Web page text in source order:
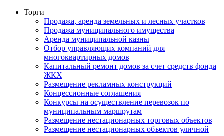
Торги
Продажа, аренда земельных и лесных участков
Продажа муниципального имущества
Аренда муниципальной казны
Отбор управляющих компаний для
многоквартирных домов
Капитальный ремонт домов за счет средств фонда
ЖКХ
Размещение рекламных конструкций
Концессионные соглашения
Конкурсы на осуществление перевозок по
муниципальным маршрутам
Размещение нестационарных торговых объектов
Размещение нестационарных объектов уличной